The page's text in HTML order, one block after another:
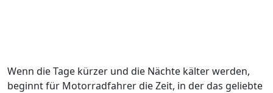
Wenn die Tage kürzer und die Nächte kälter werden,
beginnt für Motorradfahrer die Zeit, in der das geliebte